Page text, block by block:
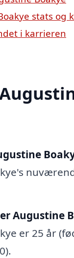
stats og
i karrieren
Augustine
er 25 år